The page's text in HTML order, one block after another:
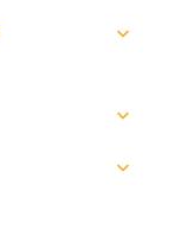


